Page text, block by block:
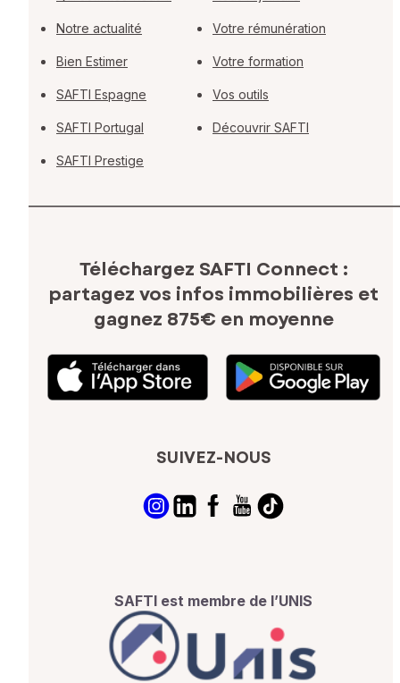
Notre actualité
Bien Estimer
SAFTI Espagne
SAFTI Portugal
SAFTI Prestige
Votre rémunération
Votre formation
Vos outils
Découvrir SAFTI
Téléchargez SAFTI Connect :
partagez vos infos immobilières et
gagnez 875€ en moyenne
SUIVEZ-NOUS
SAFTI est membre de l’UNIS